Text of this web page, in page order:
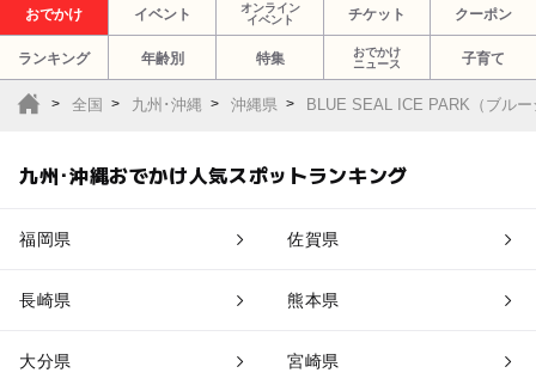
おでかけ イベント
オンライン
イベント
チケット クーポン
ランキング 年齢別 特集
おでかけ
ニュース
子育て
全国 九州･沖縄 沖縄県 BLUE SEAL ICE PARK（ブル
九州･沖縄おでかけ人気スポットランキング
福岡県 佐賀県
長崎県 熊本県
大分県 宮崎県